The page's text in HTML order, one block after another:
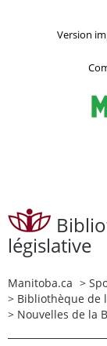
Version
législative
Manitoba.ca >
> Bibliothèque de
> Nouvelles de la